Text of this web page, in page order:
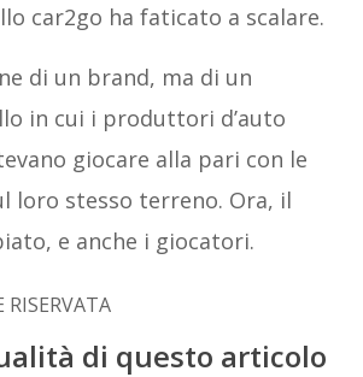
car2go ha faticato a scalare.
di un brand, ma di un
in cui i produttori d’auto
giocare alla pari con le
loro stesso terreno. Ora, il
e anche i giocatori.
RISERVATA
di questo articolo